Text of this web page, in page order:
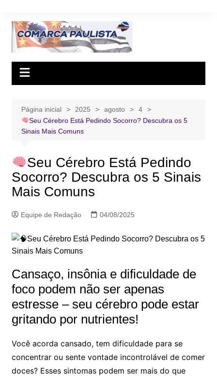
conteúdo
Página inicial 2025 agosto
4
Seu Cérebro Está Pedindo Socorro? Descubra os 5
Sinais Mais Comuns
Seu Cérebro Está Pedindo
Socorro? Descubra os 5 Sinais
Mais Comuns
Equipe de Redação 04/08/2025
Cansaço, insônia e dificuldade de
foco podem não ser apenas
estresse – seu cérebro pode estar
gritando por nutrientes!
Você acorda cansado, tem dificuldade para se
concentrar ou sente vontade incontrolável de comer
doces? Esses sintomas podem ser mais do que